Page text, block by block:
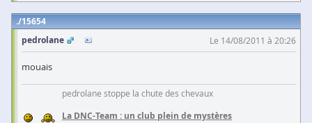
15654
pedrolane
Le 14/08/2011 à 20:26
mouais
pedrolane stoppe la chute des chevaux
La DNC-Team : un club plein de mystères